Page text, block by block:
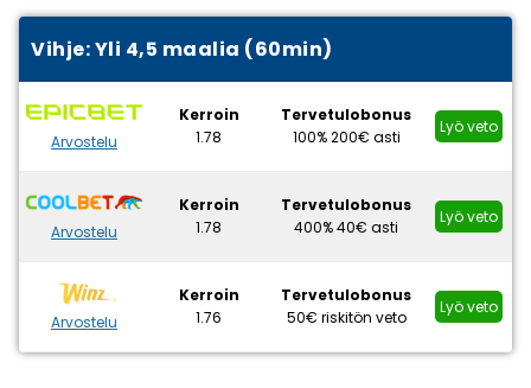
Vihje: Yli 4,5 maalia (60min)
Arvostelu
Kerroin
1.78
Tervetulobonus
100% 200€ asti
Lyö veto
Arvostelu
Kerroin
1.78
Tervetulobonus
400% 40€ asti
Lyö veto
Arvostelu
Kerroin
1.76
Tervetulobonus
50€ riskitön veto
Lyö veto